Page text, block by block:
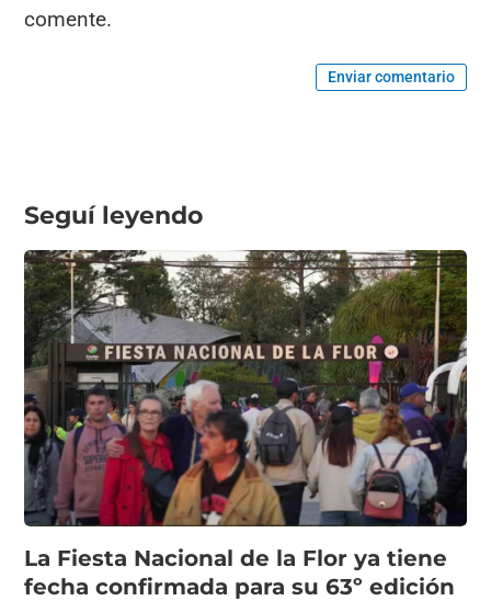
comente.
Enviar comentario
Seguí leyendo
La Fiesta Nacional de la Flor ya tiene
fecha confirmada para su 63º edición